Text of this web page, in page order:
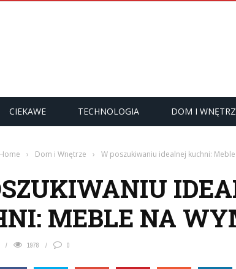
CIEKAWE TECHNOLOGIA DOM I
Home › Dom i Wnętrze › W poszukiwaniu idealnej kuchni:
MEBLE NA
1978 0